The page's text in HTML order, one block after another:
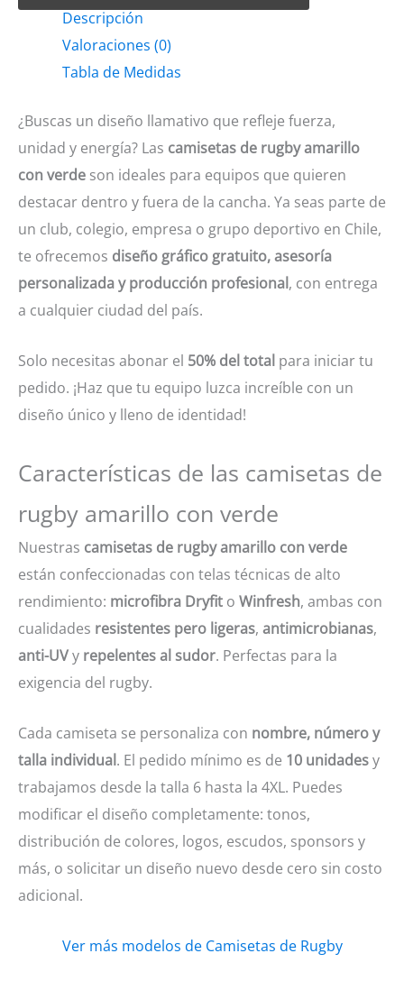
AmarilloDescripción
Valoraciones (0)
Tabla de Medidas
¿Buscas un diseño llamativo que refleje fuerza,
unidad y energía? Las camisetas de rugby amarillo
con verde son ideales para equipos que quieren
destacar dentro y fuera de la cancha. Ya seas parte de
un club, colegio, empresa o grupo deportivo en Chile,
te ofrecemos diseño gráfico gratuito, asesoría
personalizada y producción profesional, con entrega
a cualquier ciudad del país.
Solo necesitas abonar el 50% del total para iniciar tu
pedido. ¡Haz que tu equipo luzca increíble con un
diseño único y lleno de identidad!
Características de las camisetas de
rugby amarillo con verde
Nuestras camisetas de rugby amarillo con verde
están confeccionadas con telas técnicas de alto
rendimiento: microfibra Dryfit o Winfresh, ambas con
cualidades resistentes pero ligeras, antimicrobianas,
anti-UVy repelentes al sudor. Perfectas para la
exigencia del rugby.
Cada camiseta se personaliza con nombre, número y
talla individual. El pedido mínimo es de 10 unidadesy
trabajamos desde la talla 6 hasta la 4XL. Puedes
modificar el diseño completamente: tonos,
distribución de colores, logos, escudos, sponsors y
más, o solicitar un diseño nuevo desde cero sin costo
adicional.
Ver más modelos de Camisetas de Rugby